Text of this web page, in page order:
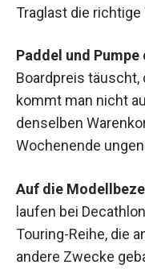
Traglast die richtige
Paddel und Pumpe
Boardpreis täuscht,
kommt man nicht
denselben
Wochenende
Auf die
laufen bei
Touring-Reihe, die
andere Zwecke